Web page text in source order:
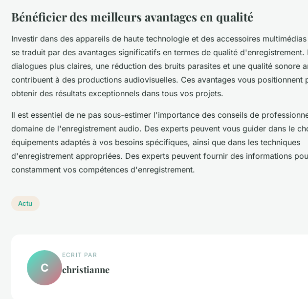
Bénéficier des meilleurs avantages en qualité
Investir dans des appareils de haute technologie et des accessoires
se traduit par des avantages significatifs en termes de qualité d'enregistrement.
dialogues plus claires, une réduction des bruits parasites et une qualité sonore
contribuent à des productions audiovisuelles. Ces avantages vous positionnent
obtenir des résultats exceptionnels dans tous vos projets.
Il est essentiel de ne pas sous-estimer l'importance des conseils de
domaine de l'enregistrement audio. Des experts peuvent vous guider dans le
équipements adaptés à vos besoins spécifiques, ainsi que dans les techniques
d'enregistrement appropriées. Des experts peuvent fournir des informations
constamment vos compétences d'enregistrement.
Actu
C
ECRIT PAR
christianne